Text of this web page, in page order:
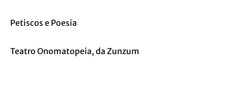
Petiscos e Poesia
Teatro Onomatopeia, da Zunzum